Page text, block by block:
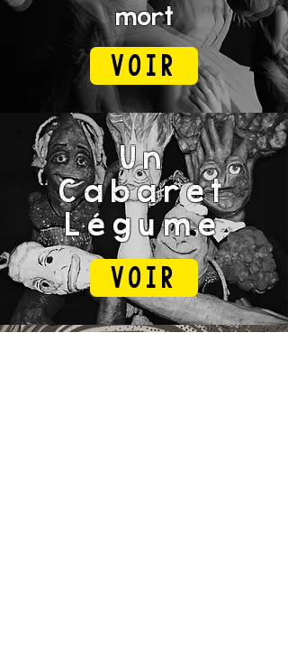
mort
Voir
Un
Cabaret
Légume
Voir